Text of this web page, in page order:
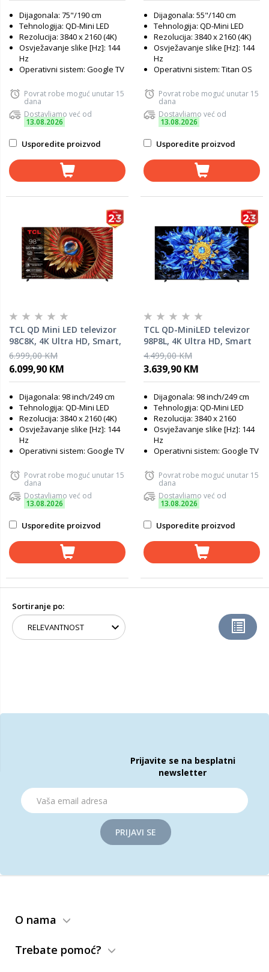
Dijagonala: 75"/190 cm
Tehnologija: QD-Mini LED
Rezolucija: 3840 x 2160 (4K)
Osvježavanje slike [Hz]: 144
Hz
Operativni sistem: Google TV
Povrat robe moguć unutar 15
dana
Dostavljamo već od
13.08.2026
Usporedite proizvod
Dijagonala: 55"/140 cm
Tehnologija: QD-Mini LED
Rezolucija: 3840 x 2160 (4K)
Osvježavanje slike [Hz]: 144
Hz
Operativni sistem: Titan OS
Povrat robe moguć unutar 15
dana
Dostavljamo već od
13.08.2026
Usporedite proizvod
TCL QD Mini LED televizor
98C8K, 4K Ultra HD, Smart,
Google TV, 144 Hz VRR,
ZeroBorder™, CrystGlow
WHVA panel, Audio od Bang
zatamnjenje do 3840 zona
6.999,00 KM
6.099,90 KM
Dijagonala: 98 inch/249 cm
Tehnologija: QD-Mini LED
Rezolucija: 3840 x 2160 (4K)
Osvježavanje slike [Hz]: 144
Hz
Operativni sistem: Google TV
Povrat robe moguć unutar 15
dana
Dostavljamo već od
13.08.2026
Usporedite proizvod
TCL QD-MiniLED televizor
98P8L, 4K Ultra HD, Smart
TV, Google TV, 144 Hz
(288Hz FHD), ONKYO 2.1 Hi-
Fi sistem, AiPQ procesor,
4.499,00 KM
3.639,90 KM
Dijagonala: 98 inch/249 cm
Tehnologija: QD-Mini LED
Rezolucija: 3840 x 2160
Osvježavanje slike [Hz]: 144
Hz
Operativni sistem: Google TV
Povrat robe moguć unutar 15
dana
Dostavljamo već od
13.08.2026
Usporedite proizvod
Sortiranje po:
Prijavite se na besplatni
newsletter
PRIJAVI SE
O nama
Trebate pomoć?